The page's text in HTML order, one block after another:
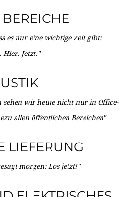
es nur eine wichtige Zeit gibt:
Hier. Jetzt."
sehen wir heute nicht nur in Office-
allen öffentlichen Bereichen"
LIEFERUNG
morgen: Los jetzt!"